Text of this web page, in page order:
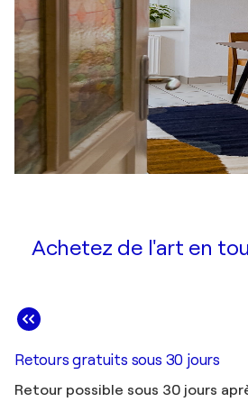
Achetez de l'art en
Retours gratuits sous 30 jours
Retour possible sous 30 jours